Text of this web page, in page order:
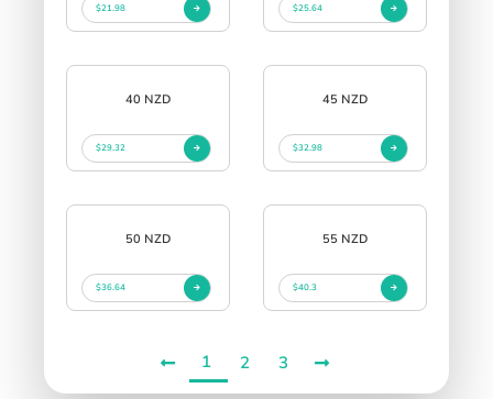
$21.98 $25.64
40 NZD
$29.32
45 NZD
$32.98
50 NZD
$36.64
55 NZD
$40.3
1 2 3